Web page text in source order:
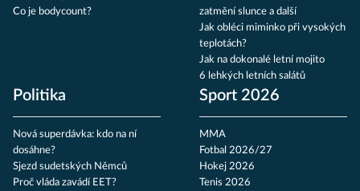
Co je bodycount?
zatmění slunce a další
Jak obléci miminko při vysokých
teplotách?
Jak na dokonalé letní mojito
6 lehkých letních salátů
Politika
Nová superdávka: kdo na ní
dosáhne?
Sjezd sudetských Němců
Proč vláda zavádí EET?
Sport 2026
MMA
Fotbal 2026/27
Hokej 2026
Tenis 2026